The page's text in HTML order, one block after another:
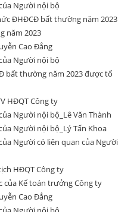
Người nội bộ
ĐHĐCĐ bất thường năm 2023
năm 2023
Cao Đẳng
Người nội bộ
bất thường năm 2023 được tổ
HĐQT Công ty
Người nội bộ_Lê Văn Thành
Người nội bộ_Lý Tấn Khoa
Người có liên quan của Người
HĐQT Công ty
của Kế toán trưởng Công ty
Cao Đẳng